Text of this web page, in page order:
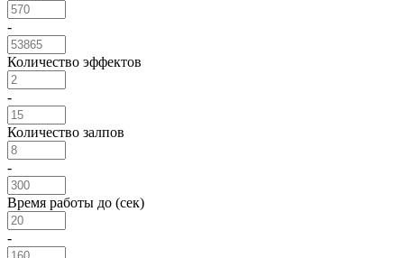
-
Количество эффектов
-
Количество залпов
-
Время работы до (сек)
-